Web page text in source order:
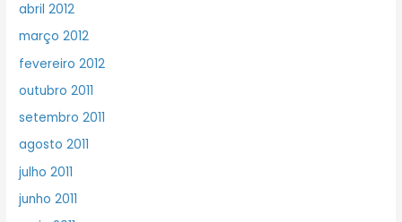
abril 2012
março 2012
fevereiro 2012
outubro 2011
setembro 2011
agosto 2011
julho 2011
junho 2011